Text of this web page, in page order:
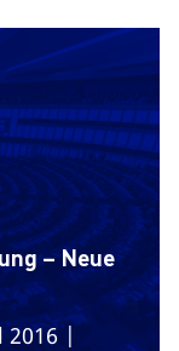
– Neue
2016|